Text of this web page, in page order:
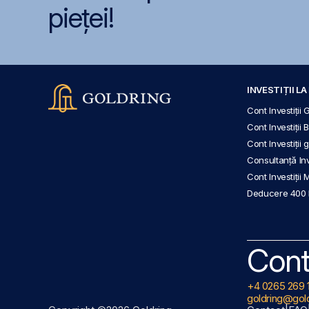
pieței!
INVESTIȚII LA
Cont Investiții
Cont Investiții
Cont Investiții
Consultanță
Cont Investiții
Deducere 400
+4 0265 269